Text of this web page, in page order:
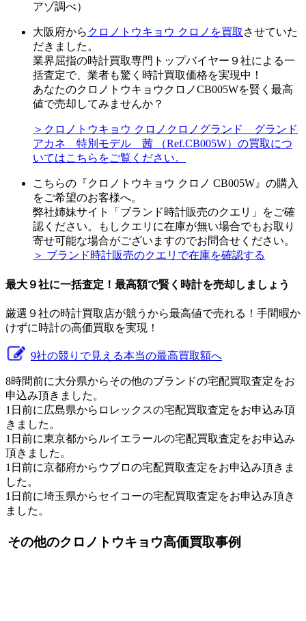
アゾ調べ）
大阪府から クロノトウキョウ クロノを買取 させていた
だきました。
業界屈指の時計買取専門トップバイヤー９社による一
括査定で、業者も驚く時計買取価格を実現中！
あなたのクロノトウキョウクロノCB005Wを賢く最高
値で売却してみませんか？
＞クロノトウキョウ クロノクロノグランド グランド
アカネ 特別モデル 茜 （Ref.CB005W）の買取につ
いてはこちらをご覧ください。
こちらの『クロノトウキョウ クロノ CB005W』の購入
をご希望のお客様へ。
弊社姉妹サイト「ブランド時計販売のクエリ」をご確
認ください。もしクエリに在庫が無い場合でもお取り
寄せ可能な場合がございますのでお問合せください。
＞ ブランド時計販売のクエリで在庫を確認する
最大９社に一括査定！ 最高額で賢く時計を売却しましょう
厳選９社の時計買取店が競うから最高値で売れる！手間暇か
けずに時計の高価買取を実現！
9社の競りで見える本当の最高買取額へ
8時間前に大分県からその他のブランドの宅配買取査定をお
申込み頂きました。
1日前に広島県からロレックスの宅配買取査定をお申込み頂
きました。
1日前に東京都からルイエラールの宅配買取査定をお申込み
頂きました。
1日前に京都府からウブロの宅配買取査定をお申込み頂きま
した。
1日前に埼玉県からセイコーの宅配買取査定をお申込み頂き
ました。
その他のクロノトウキョウ高価買取事例